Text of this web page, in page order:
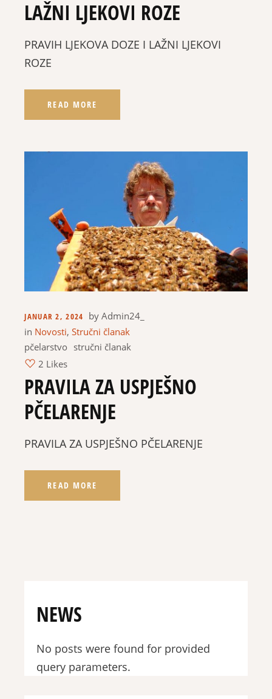
LAŽNI LJEKOVI ROZE
PRAVIH LJEKOVA DOZE I LAŽNI LJEKOVI
ROZE
READ MORE
JANUAR 2, 2024 by Admin24_
in Novosti,Stručni članak
pčelarstvo stručni članak
2 Likes
PRAVILA ZA USPJEŠNO
PČELARENJE
PRAVILA ZA USPJEŠNO PČELARENJE
READ MORE
NEWS
No posts were found for provided
query parameters.